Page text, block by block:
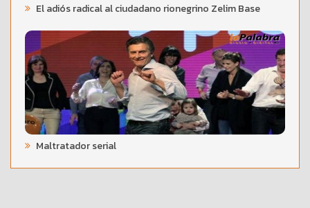
El adiós radical al ciudadano rionegrino Zelim Base
Maltratador serial